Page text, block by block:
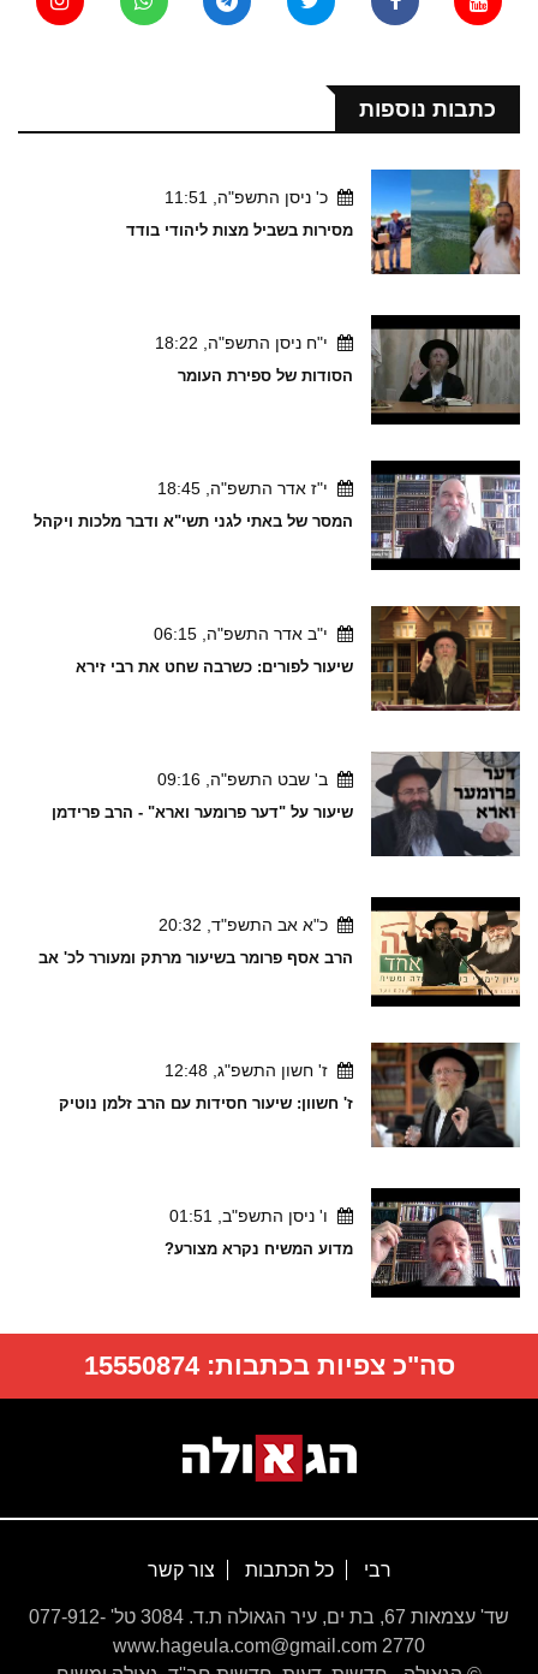
כתבות נוספות
כ' ניסן התשפ"ה, 11:51
מסירות בשביל מצות ליהודי בודד
י"ח ניסן התשפ"ה, 18:22
הסודות של ספירת העומר
י"ז אדר התשפ"ה, 18:45
המסר של באתי לגני תשי"א ודבר מלכות ויקהל
י"ב אדר התשפ"ה, 06:15
שיעור לפורים: כשרבה שחט את רבי זירא
ב' שבט התשפ"ה, 09:16
שיעור על "דער פרומער וארא" - הרב פרידמן
כ"א אב התשפ"ד, 20:32
הרב אסף פרומר בשיעור מרתק ומעורר לכ' אב
ז' חשון התשפ"ג, 12:48
ז' חשוון: שיעור חסידות עם הרב זלמן נוטיק
ו' ניסן התשפ"ב, 01:51
מדוע המשיח נקרא מצורע?
סה"כ צפיות בכתבות:15550874
רבי כל הכתבות צור קשר
שד' עצמאות 67, בת ים, עיר הגאולה ת.ד. 3084 טל' 077-912-
2770 www.hageula.com@gmail.com